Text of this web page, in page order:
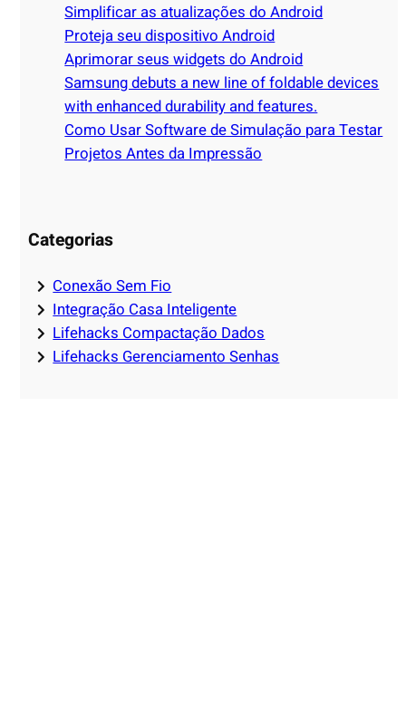
Simplificar as atualizações do Android
Proteja seu dispositivo Android
Aprimorar seus widgets do Android
Samsung debuts a new line of foldable devices
with enhanced durability and features.
Como Usar Software de Simulação para Testar
Projetos Antes da Impressão
Categorias
Conexão Sem Fio
Integração Casa Inteligente
Lifehacks Compactação Dados
Lifehacks Gerenciamento Senhas